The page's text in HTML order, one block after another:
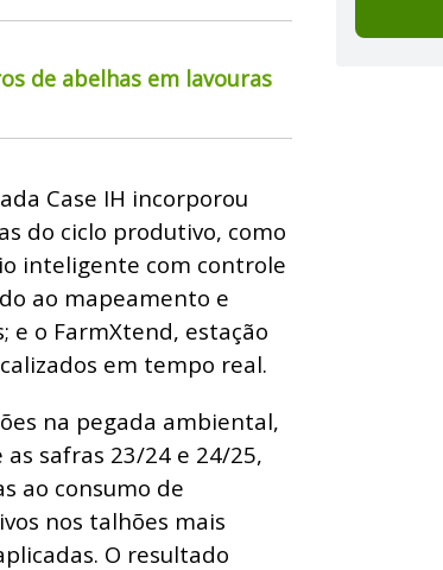
de abelhas em lavouras
Case IH incorporou
do ciclo produtivo, como
inteligente com controle
ao mapeamento e
o FarmXtend, estação
em tempo real.
na pegada ambiental,
safras 23/24 e 24/25,
ao consumo de
nos talhões mais
O resultado